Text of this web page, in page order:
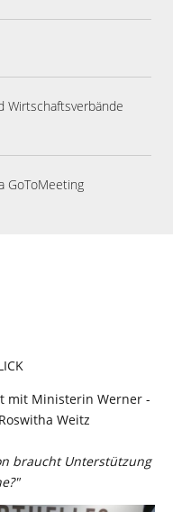
Wirtschaftsverbände
GoToMeeting
mit Ministerin Werner -
Weitz
braucht Unterstützung